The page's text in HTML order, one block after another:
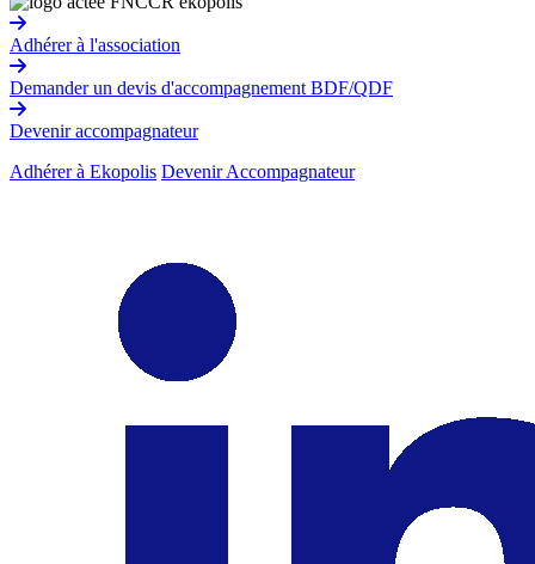
Adhérer à l'association
Demander un devis d'accompagnement BDF/QDF
Devenir accompagnateur
Adhérer à Ekopolis Devenir Accompagnateur